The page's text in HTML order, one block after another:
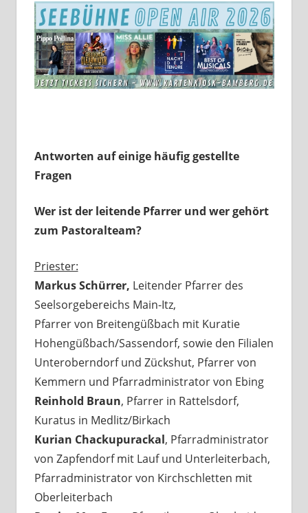
Antworten auf einige häufig gestellte
Fragen
Wer ist der leitende Pfarrer und wer gehört
zum Pastoralteam?
Priester:
Markus Schürrer, Leitender Pfarrer des
Seelsorgebereichs Main-Itz,
Pfarrer von Breitengüßbach mit Kuratie
Hohengüßbach/Sassendorf, sowie den Filialen
Unteroberndorf und Zückshut, Pfarrer von
Kemmern und Pfarradministrator von Ebing
Reinhold Braun, Pfarrer in Rattelsdorf,
Kuratus in Medlitz/Birkach
Kurian Chackupurackal, Pfarradministrator
von Zapfendorf mit Lauf und Unterleiterbach,
Pfarradministrator von Kirchschletten mit
Oberleiterbach